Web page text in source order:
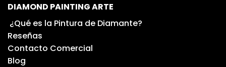
DIAMOND PAINTING ARTE
¿Qué es la Pintura de Diamante?
Reseñas
Contacto Comercial
Blog